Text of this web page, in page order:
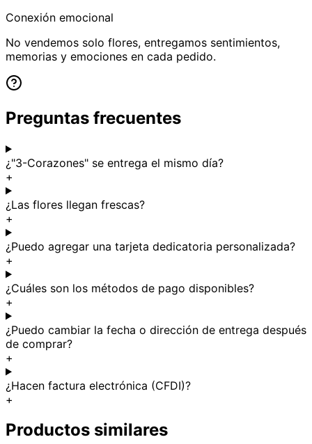
Conexión emocional
No vendemos solo flores, entregamos sentimientos,
memorias y emociones en cada pedido.
Preguntas frecuentes
¿"3-Corazones" se entrega el mismo día?
+
¿Las flores llegan frescas?
+
¿Puedo agregar una tarjeta dedicatoria personalizada?
+
¿Cuáles son los métodos de pago disponibles?
+
¿Puedo cambiar la fecha o dirección de entrega después
de comprar?
+
¿Hacen factura electrónica (CFDI)?
+
Productos similares